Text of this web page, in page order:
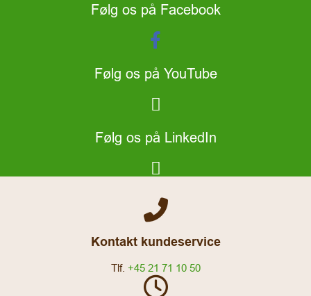
Følg os på Facebook
Følg os på YouTube
Følg os på LinkedIn
Kontakt kundeservice
Tlf. +45 21 71 10 50